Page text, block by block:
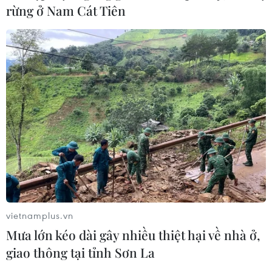
Tổng Giám đốc WHO cảnh báo dịch bệnh
COVID-19 vẫn đang lây lan
22/06/2020 12:45
Theo ông Ghebreyesus, đại dịch COVID-19 không chỉ là
rừng ở Nam Cát Tiên
vietnamplus.vn
Mưa lớn kéo dài gây nhiều thiệt hại về nhà ở,
giao thông tại tỉnh Sơn La